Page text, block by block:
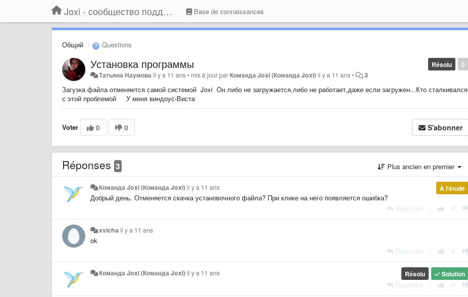
Joxi - сообщество поддержки Base de connaissances
Общий Questions
0
Résolu
Установка программы
Татьяна Наумова il y a 11 ans• mis à jour parКоманда Joxi (Команда Joxi)il y a 11 ans• 3
Загузка файла отменяется самой системой Joxi Он либо не загружается,либо не работает,даже если загружен...Кто сталкивался
с этой проблемой У меня виндоус-Виста
Voter 0 0 S'abonner
Réponses 3 Plus ancien en premier
À l'étude
Команда Joxi (Команда Joxi)il y a 11 ans
Добрый день. Отменяется скачка установочного файла? При клике на него появляется ошибка?
Répondre
xvicha il y a 11 ans
ok
Répondre
Solution
Résolu
Команда Joxi (Команда Joxi)il y a 11 ans
Répondre